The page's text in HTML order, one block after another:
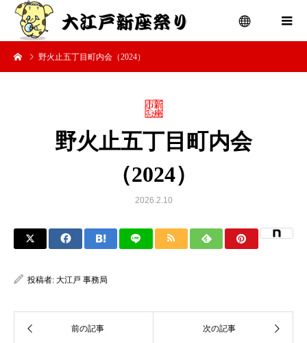
野火止五丁目町内会（2024）
野火止五丁目町内会
（2024）
2026.2.10
投稿者: 大江戸 事務局